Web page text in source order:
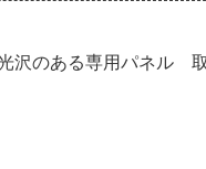
のある専用パネル